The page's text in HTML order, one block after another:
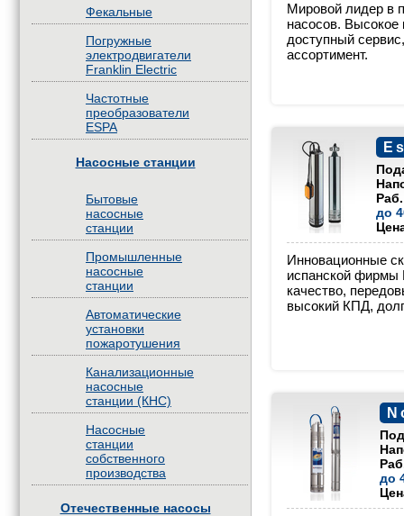
Фекальные
Погружные
электродвигатели
Franklin Electric
Частотные
преобразователи
ESPA
Насосные станции
Бытовые
насосные
станции
Промышленные
насосные
станции
Автоматические
установки
пожаротушения
Канализационные
насосные
станции (КНС)
Насосные
станции
собственного
производства
Отечественные насосы
Мировой лидер в
насосов. Высокое
доступный
ассортимент.
до
Инновационные
испанской фирмы
качество,
высокий КПД,
до